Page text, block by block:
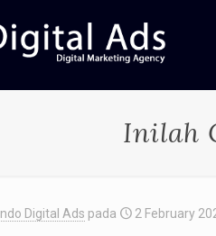
Inilah
Indo Digital Ads pada 2 February